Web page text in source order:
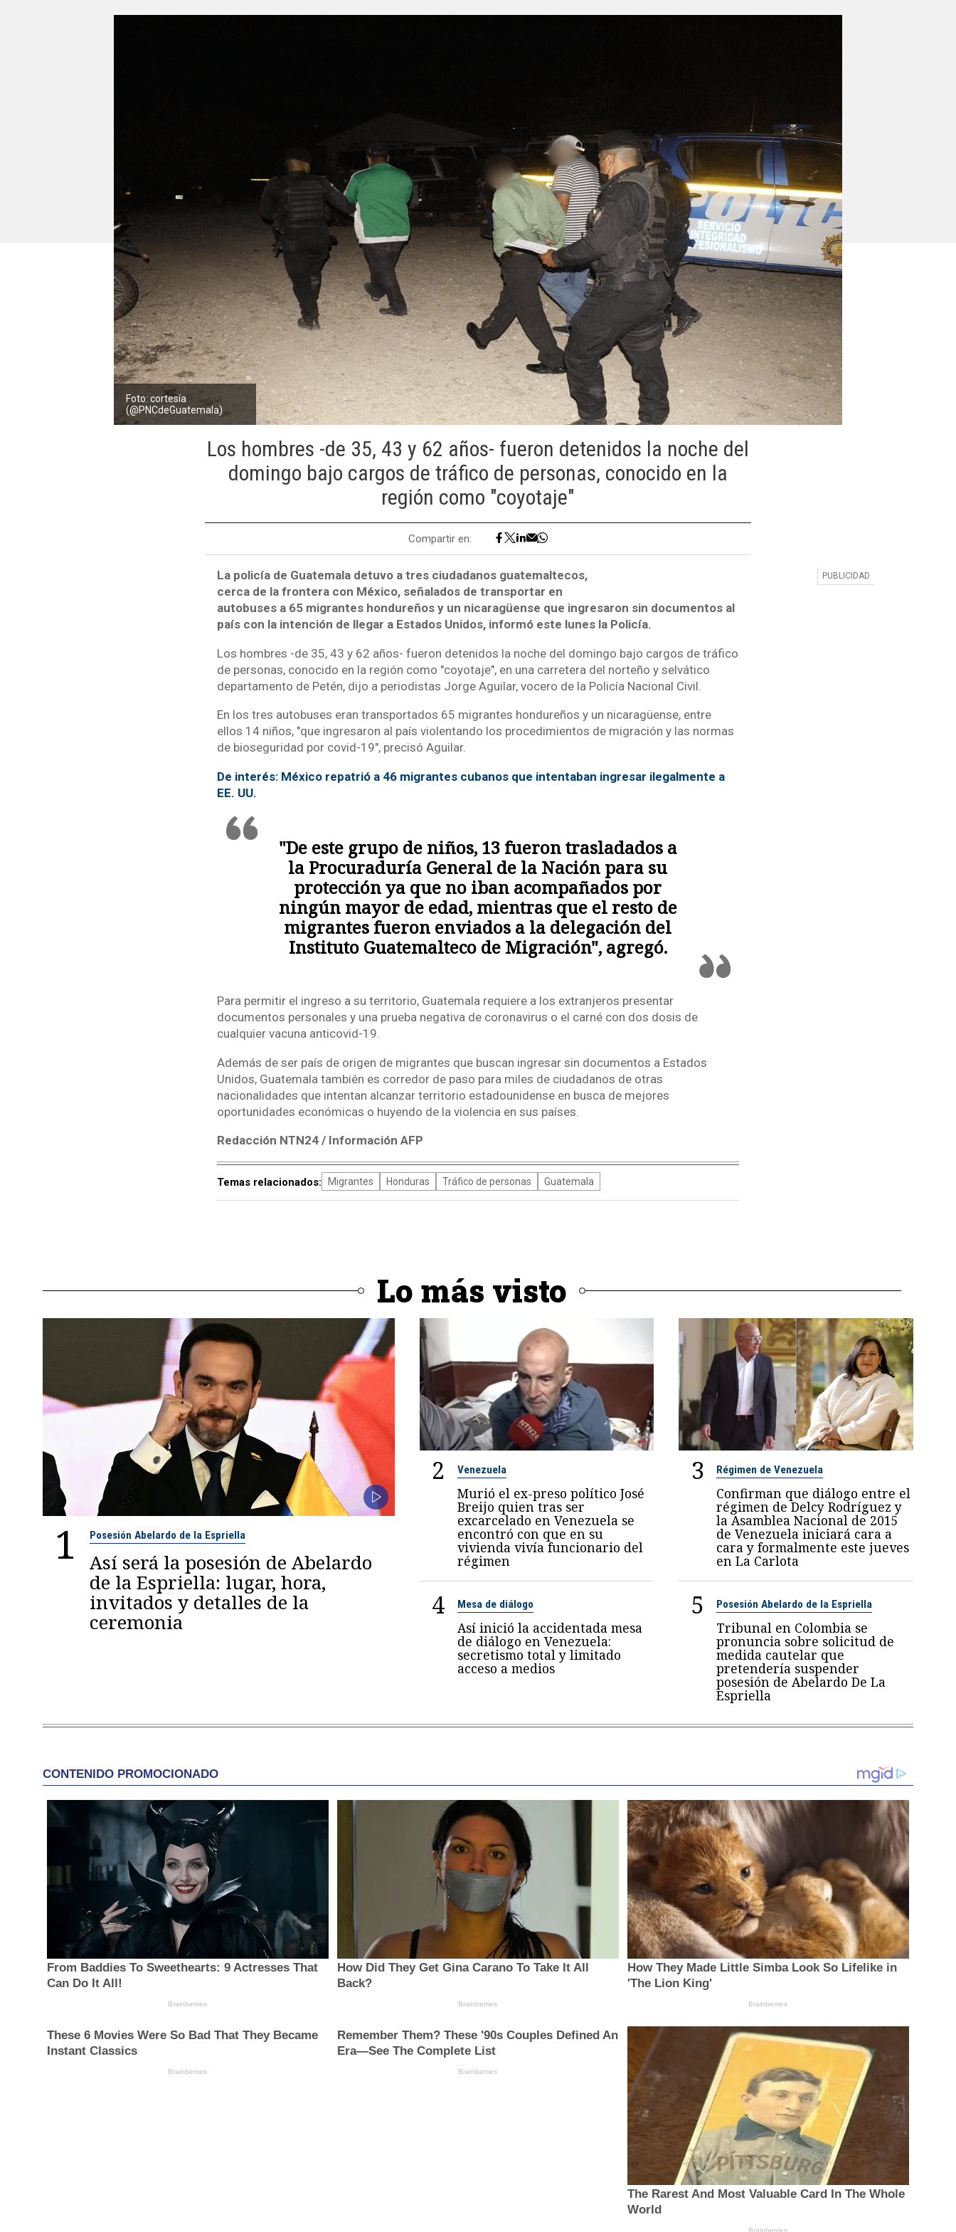
Foto: cortesía
(@PNCdeGuatemala)
Los hombres -de 35, 43 y 62 años- fueron detenidos la noche del
domingo bajo cargos de tráfico de personas, conocido en la
región como "coyotaje"
Compartir en:
La policía de Guatemala detuvo a tres ciudadanos guatemaltecos,
cerca de la frontera con México, señalados de transportar en
autobuses a 65 migrantes hondureños y un nicaragüense que ingresaron sin documentos al
país con la intención de llegar a Estados Unidos, informó este lunes la Policía.
Los hombres -de 35, 43 y 62 años- fueron detenidos la noche del domingo bajo cargos de tráfico
de personas, conocido en la región como "coyotaje", en una carretera del norteño y selvático
departamento de Petén, dijo a periodistas Jorge Aguilar, vocero de la Policía Nacional Civil.
En los tres autobuses eran transportados 65 migrantes hondureños y un nicaragüense, entre
ellos 14 niños, "que ingresaron al país violentando los procedimientos de migración y las normas
de bioseguridad por covid-19", precisó Aguilar.
De interés: México repatrió a 46 migrantes cubanos que intentaban ingresar ilegalmente a
EE. UU.
"De este grupo de niños, 13 fueron trasladados a
la Procuraduría General de la Nación para su
protección ya que no iban acompañados por
ningún mayor de edad, mientras que el resto de
migrantes fueron enviados a la delegación del
Instituto Guatemalteco de Migración", agregó.
Para permitir el ingreso a su territorio, Guatemala requiere a los extranjeros presentar
documentos personales y una prueba negativa de coronavirus o el carné con dos dosis de
cualquier vacuna anticovid-19.
Además de ser país de origen de migrantes que buscan ingresar sin documentos a Estados
Unidos, Guatemala también es corredor de paso para miles de ciudadanos de otras
nacionalidades que intentan alcanzar territorio estadounidense en busca de mejores
oportunidades económicas o huyendo de la violencia en sus países.
Redacción NTN24 / Información AFP
Temas relacionados: Migrantes Honduras Tráfico de personas Guatemala
Lo más visto
1 Posesión Abelardo de la Espriella
Así será la posesión de Abelardo
de la Espriella: lugar, hora,
invitados y detalles de la
ceremonia
2 Venezuela
Murió el ex-preso político José
Breijo quien tras ser
excarcelado en Venezuela se
encontró con que en su
vivienda vivía funcionario del
régimen
3 Régimen de Venezuela
Confirman que diálogo entre el
régimen de Delcy Rodríguez y
la Asamblea Nacional de 2015
de Venezuela iniciará cara a
cara y formalmente este jueves
en La Carlota
4 Mesa de diálogo
Así inició la accidentada mesa
de diálogo en Venezuela:
secretismo total y limitado
acceso a medios
5 Posesión Abelardo de la Espriella
Tribunal en Colombia se
pronuncia sobre solicitud de
medida cautelar que
pretendería suspender
posesión de Abelardo De La
Espriella